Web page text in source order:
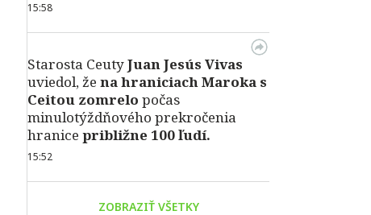
15:58
Starosta CeutyJuan Jesús Vivas
uviedol, že na hraniciach Maroka s
Ceitou zomrelo počas
minulotýždňového prekročenia
hranice približne 100 ľudí.
15:52
ZOBRAZIŤ VŠETKY